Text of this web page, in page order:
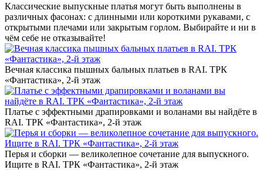
Классические выпускные платья могут быть выполнены в
различных фасонах: с длинными или короткими рукавами, с
открытыми плечами или закрытым горлом. Выбирайте и ни в
чём себе не отказывайте!
Вечная классика пышных бальных платьев в RAI. ТРК
«Фантастика», 2-й этаж
Платье с эффектными драпировками и воланами вы найдёте в
RAI. ТРК «Фантастика», 2-й этаж
Перья и сборки — великолепное сочетание для выпускного.
Ищите в RAI. ТРК «Фантастика», 2-й этаж